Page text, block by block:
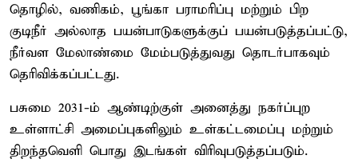
தொழில், வணிகம், பூங்கா பராமரிப்பு மற்றும் பிற
குடிநீர் அல்லாத பயன்பாடுகளுக்குப் பயன்படுத்தப்பட்டு,
நீர்வள மேலாண்மை மேம்படுத்துவது தொடர்பாகவும்
தெரிவிக்கப்பட்டது.
பசுமை 2031-ம் ஆண்டிற்குள் அனைத்து நகர்ப்புற
உள்ளாட்சி அமைப்புகளிலும் உள்கட்டமைப்பு மற்றும்
திறந்தவெளி பொது இடங்கள் விரிவுபடுத்தப்படும்.